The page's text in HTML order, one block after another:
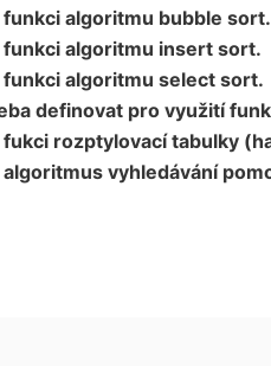
funkci algoritmu bubble sort.
funkci algoritmu insert sort.
funkci algoritmu select sort.
definovat pro využití
fukci rozptylovací tabulky
algoritmus vyhledávání